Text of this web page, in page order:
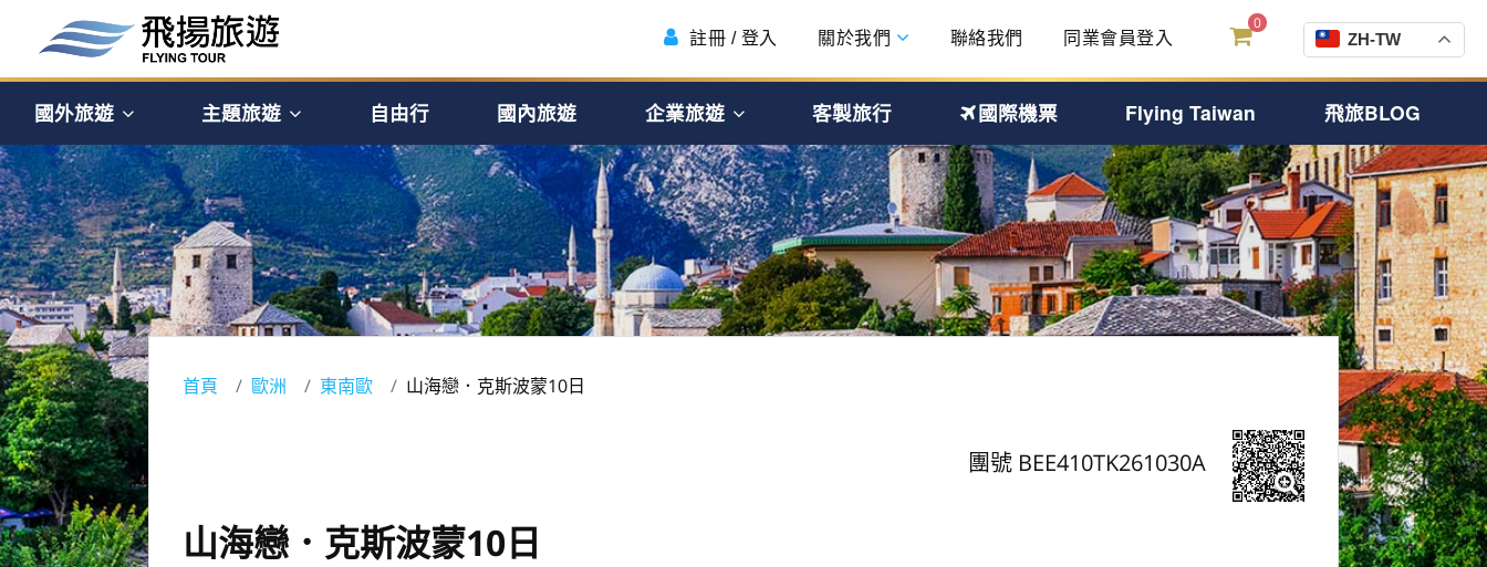
註冊 / 登入 關於我們 聯絡我們 同業會員登入
國外旅遊 主題旅遊 自由行 國內旅遊 企業旅遊 客製旅行 國際機票 Flying Taiwan 飛旅BLOG
0
ZH-TW
首頁 歐洲 東南歐 山海戀．克斯波蒙10日
團號 BEE410TK261030A
山海戀．克斯波蒙10日